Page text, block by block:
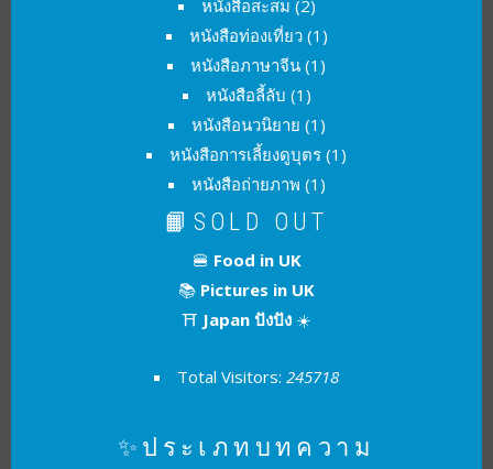
หนังสือสะสม (2)
หนังสือท่องเที่ยว(1)
หนังสือภาษาจีน (1)
หนังสือลี้ลับ (1)
หนังสือนวนิยาย (1)
หนังสือการเลี้ยงดูบุตร (1)
หนังสือถ่ายภาพ (1)
📙SOLD OUT
🍔 Food in UK
📚 Pictures in UK
⛩ Japan ปังปัง ☀️
Total Visitors: 245718
✨ประเภทบทความ